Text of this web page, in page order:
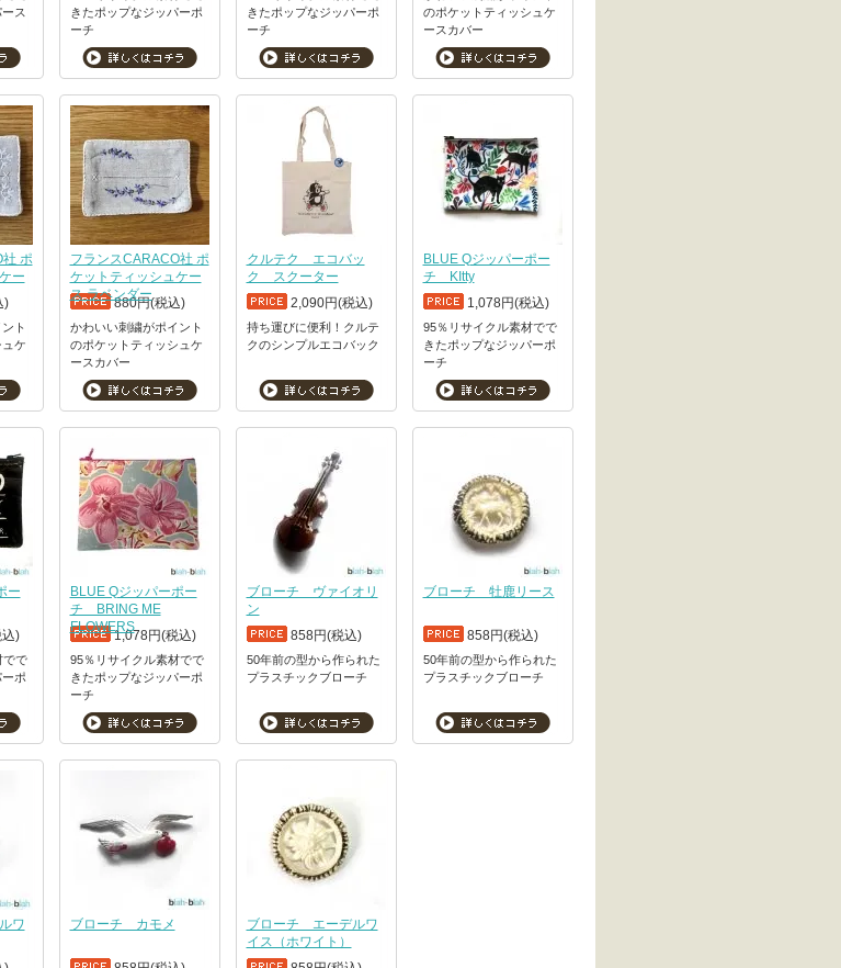
ス
きたポップなジッパーポ
ーチ
きたポップなジッパーポ
ーチ
のポケットティッシュケ
ースカバー
ポ
ー
)
ト
ケ
フランスCARACO社 ポ
ケットティッシュケー
ス ラベンダー
880円(税込)
かわいい刺繍がポイント
のポケットティッシュケ
ースカバー
クルテク エコバッ
ク スクーター
2,090円(税込)
持ち運びに便利！クルテ
クのシンプルエコバック
BLUE Qジッパーポー
チ KItty
1,078円(税込)
95％リサイクル素材でで
きたポップなジッパーポ
ーチ
ー
)
でで
ポ
BLUE Qジッパーポー
チ BRING ME
FLOWERS
1,078円(税込)
95％リサイクル素材でで
きたポップなジッパーポ
ーチ
ブローチ ヴァイオリ
ン
858円(税込)
50年前の型から作られた
プラスチックブローチ
ブローチ 牡鹿リース
858円(税込)
50年前の型から作られた
プラスチックブローチ
ワ
ブローチ カモメ
ブローチ エーデルワ
イス（ホワイト）